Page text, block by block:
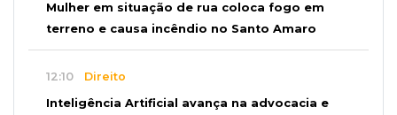
Mulher em situação de rua coloca fogo em
terreno e causa incêndio no Santo Amaro
12:10 Direito
Inteligência Artificial avança na advocacia e